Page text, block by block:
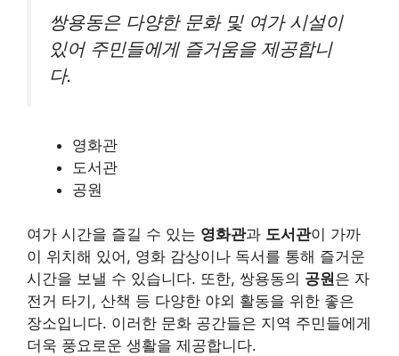
쌍용동은 다양한 문화 및 여가 시설이
있어 주민들에게 즐거움을 제공합니
다.
영화관
도서관
공원
여가 시간을 즐길 수 있는 영화관과 도서관이 가까
이 위치해 있어, 영화 감상이나 독서를 통해 즐거운
시간을 보낼 수 있습니다. 또한, 쌍용동의 공원은 자
전거 타기, 산책 등 다양한 야외 활동을 위한 좋은
장소입니다. 이러한 문화 공간들은 지역 주민들에게
더욱 풍요로운 생활을 제공합니다.